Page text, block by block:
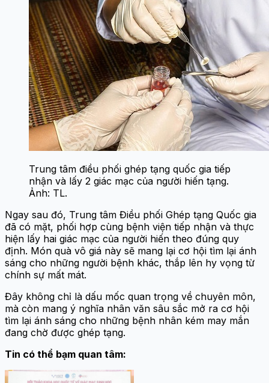
Trung tâm điều phối ghép tạng quốc gia tiếp
nhận và lấy 2 giác mạc của người hiến tạng.
Ảnh: TL.
Ngay sau đó, Trung tâm Điều phối Ghép tạng Quốc gia
đã có mặt, phối hợp cùng bệnh viện tiếp nhận và thực
hiện lấy hai giác mạc của người hiến theo đúng quy
định. Món quà vô giá này sẽ mang lại cơ hội tìm lại ánh
sáng cho những người bệnh khác, thắp lên hy vọng từ
chính sự mất mát.
Đây không chỉ là dấu mốc quan trọng về chuyên môn,
mà còn mang ý nghĩa nhân văn sâu sắc mở ra cơ hội
tìm lại ánh sáng cho những bệnh nhân kém may mắn
đang chờ được ghép tạng.
Tin có thể bạm quan tâm: